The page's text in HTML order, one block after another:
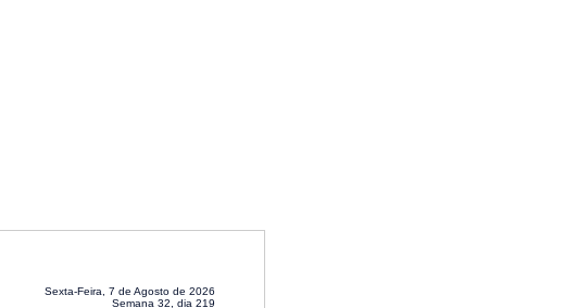
Sexta-Feira, 7 de Agosto de 2026
Semana 32, dia 219